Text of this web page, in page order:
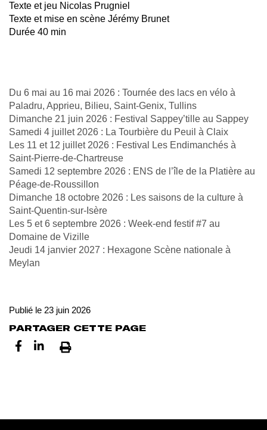
Texte et jeu Nicolas Prugniel
Texte et mise en scène Jérémy Brunet
Durée 40 min
Du 6 mai au 16 mai 2026 : Tournée des lacs en vélo à
Paladru, Apprieu, Bilieu, Saint-Genix, Tullins
Dimanche 21 juin 2026 : Festival Sappey’tille au Sappey
Samedi 4 juillet 2026 : La Tourbière du Peuil à Claix
Les 11 et 12 juillet 2026 : Festival Les Endimanchés à
Saint-Pierre-de-Chartreuse
Samedi 12 septembre 2026 : ENS de l’île de la Platière au
Péage-de-Roussillon
Dimanche 18 octobre 2026 : Les saisons de la culture à
Saint-Quentin-sur-Isère
Les 5 et 6 septembre 2026 : Week-end festif #7 au
Domaine de Vizille
Jeudi 14 janvier 2027 : Hexagone Scène nationale à
Meylan
Publié le 23 juin 2026
PARTAGER CETTE PAGE
Imprimer